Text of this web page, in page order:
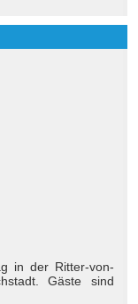
in der Ritter-von-
Gäste sind